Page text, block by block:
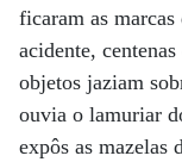
ficaram as
acidente,
objetos jaziam
ouvia o lamuriar
expôs as mazelas